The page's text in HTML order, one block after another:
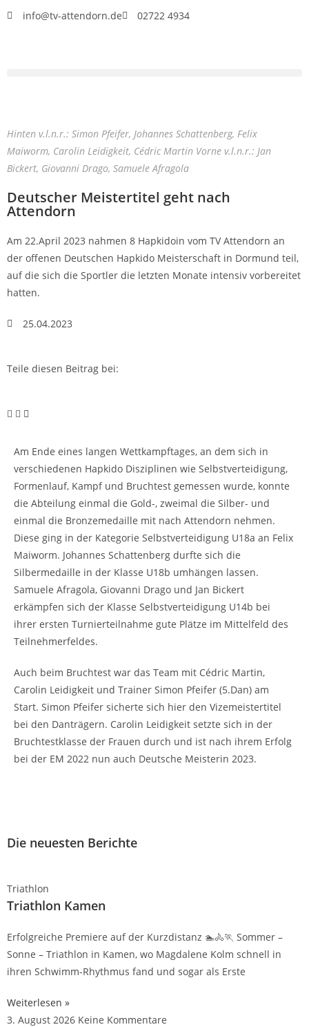
info@tv-attendorn.de 02722 4934
Deutscher Meistertitel geht nach
Attendorn
Am 22.April 2023 nahmen 8 Hapkidoin vom TV Attendorn an
der offenen Deutschen Hapkido Meisterschaft in Dormund teil,
auf die sich die Sportler die letzten Monate intensiv vorbereitet
hatten.
25.04.2023
Teile diesen Beitrag bei:
Hinten v.l.n.r.: Simon Pfeifer, Johannes Schattenberg, Felix
Maiworm, Carolin Leidigkeit, Cédric Martin Vorne v.l.n.r.: Jan
Bickert, Giovanni Drago, Samuele Afragola
Am Ende eines langen Wettkampftages, an dem sich in
verschiedenen Hapkido Disziplinen wie Selbstverteidigung,
Formenlauf, Kampf und Bruchtest gemessen wurde, konnte
die Abteilung einmal die Gold-, zweimal die Silber- und
einmal die Bronzemedaille mit nach Attendorn nehmen.
Diese ging in der Kategorie Selbstverteidigung U18a an Felix
Maiworm. Johannes Schattenberg durfte sich die
Silbermedaille in der Klasse U18b umhängen lassen.
Samuele Afragola, Giovanni Drago und Jan Bickert
erkämpfen sich der Klasse Selbstverteidigung U14b bei
ihrer ersten Turnierteilnahme gute Plätze im Mittelfeld des
Teilnehmerfeldes.
Auch beim Bruchtest war das Team mit Cédric Martin,
Carolin Leidigkeit und Trainer Simon Pfeifer (5.Dan) am
Start. Simon Pfeifer sicherte sich hier den Vizemeistertitel
bei den Danträgern. Carolin Leidigkeit setzte sich in der
Bruchtestklasse der Frauen durch und ist nach ihrem Erfolg
bei der EM 2022 nun auch Deutsche Meisterin 2023.
Die neuesten Berichte
Triathlon
Triathlon Kamen
Erfolgreiche Premiere auf der Kurzdistanz 🏊🚴🏃 Sommer –
Sonne – Triathlon in Kamen, wo Magdalene Kolm schnell in
ihren Schwimm-Rhythmus fand und sogar als Erste
Weiterlesen »
3. August 2026 Keine Kommentare